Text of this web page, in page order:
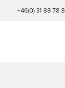
+46(0) 31-88 78